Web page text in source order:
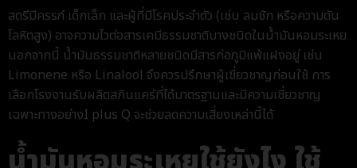
สตรีมีครรภ์ เด็กเล็ก และผู้ที่มีโรคประจำตัว (เช่น ลมชัก หรือความดัน
โลหิตสูง) อาจความไวต่อสารเคมีธรรมชาติบางชนิดในน้ำมันหอมระเหย
นอกจากนี้ น้ำมันธรรมชาติหลายชนิดมีสารก่อภูมิแพ้แฝงอยู่ เช่น
Limonene หรือ Linalool จึงควรปรึกษาผู้เชี่ยวชาญก่อนใช้ การ
เลือกโรงงานรับผลิตสกินแคร์ที่ได้มาตรฐานและมีความเชี่ยวชาญ
เฉพาะทางอย่างI plus Q จะช่วยลดความเสี่ยงเหล่านี้ได้